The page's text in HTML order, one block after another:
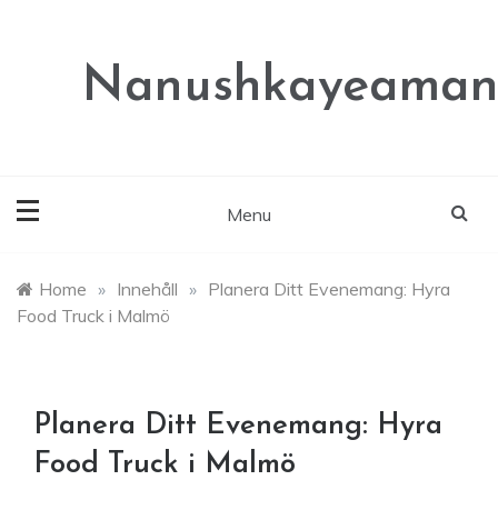
Menu
Home » Innehåll » Planera Ditt Evenemang: Hyra
Food Truck i Malmö
Planera Ditt Evenemang: Hyra
Food Truck i Malmö